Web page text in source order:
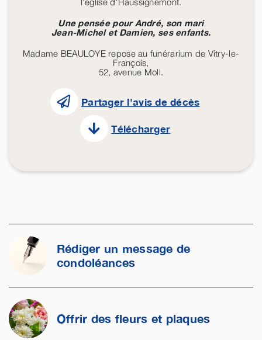
Une pensée pour André, son mari
Jean-Michel et Damien, ses enfants.
Madame BEAULOYE repose au funérarium de Vitry-le-
François,
52, avenue Moll.
Partager l'avis de décès
Télécharger
Rédiger un message de
condoléances
Offrir des fleurs et plaques